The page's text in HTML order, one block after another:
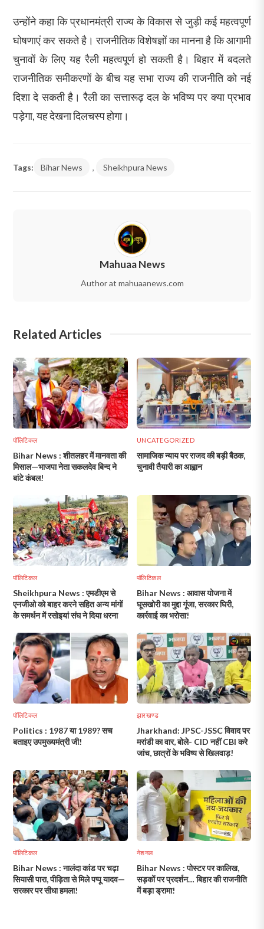
उन्होंने कहा कि प्रधानमंत्री राज्य के विकास से जुड़ी कई महत्वपूर्ण
घोषणाएं कर सकते है। राजनीतिक विशेषज्ञों का मानना है कि आगामी
चुनावों के लिए यह रैली महत्वपूर्ण हो सकती है। बिहार में बदलते
राजनीतिक समीकरणों के बीच यह सभा राज्य की राजनीति को नई
दिशा दे सकती है। रैली का सत्तारूढ़ दल के भविष्य पर क्या प्रभाव
पड़ेगा, यह देखना दिलचस्प होगा।
Tags: Bihar News , Sheikhpura News
Mahuaa News
Author at mahuaanews.com
Related Articles
पॉलिटिकल
Bihar News : शीतलहर में मानवता की
मिसाल—भाजपा नेता सकलदेव बिन्द ने
बांटे कंबल!
UNCATEGORIZED
सामाजिक न्याय पर राजद की बड़ी बैठक,
चुनावी तैयारी का आह्वान
पॉलिटिकल
Sheikhpura News : एमडीएम से
एनजीओ को बाहर करने सहित अन्य मांगों
के समर्थन में रसोइयां संघ ने दिया धरना
पॉलिटिकल
Bihar News : आवास योजना में
घूसखोरी का मुद्दा गूंजा, सरकार घिरी,
कार्रवाई का भरोसा!
पॉलिटिकल
Politics : 1987 या 1989? सच
बताइए उपमुख्यमंत्री जी!
झारखण्ड
Jharkhand: JPSC-JSSC विवाद पर
मरांडी का वार, बोले- CID नहीं CBI करे
जांच, छात्रों के भविष्य से खिलवाड़!
पॉलिटिकल
Bihar News : नालंदा कांड पर चढ़ा
सियासी पारा, पीड़िता से मिले पप्पू यादव—
सरकार पर सीधा हमला!
नेशनल
Bihar News : पोस्टर पर कालिख,
सड़कों पर प्रदर्शन… बिहार की राजनीति
में बड़ा ड्रामा!